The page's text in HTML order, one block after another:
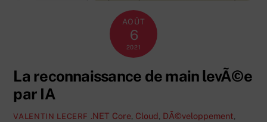
AOÛT
6
2021
La reconnaissance de main levÃ©e
par IA
VALENTIN LECERF .NET Core, Cloud, DÃ©veloppement,